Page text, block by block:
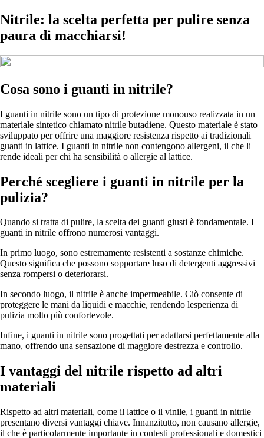
Nitrile: la scelta perfetta per pulire senza
paura di macchiarsi!
Cosa sono i guanti in nitrile?
I guanti in nitrile sono un tipo di protezione monouso realizzata in un
materiale sintetico chiamato nitrile butadiene. Questo materiale è stato
sviluppato per offrire una maggiore resistenza rispetto ai tradizionali
guanti in lattice. I guanti in nitrile non contengono allergeni, il che li
rende ideali per chi ha sensibilità o allergie al lattice.
Perché scegliere i guanti in nitrile per la
pulizia?
Quando si tratta di pulire, la scelta dei guanti giusti è fondamentale. I
guanti in nitrile offrono numerosi vantaggi.
In primo luogo, sono estremamente resistenti a sostanze chimiche.
Questo significa che possono sopportare luso di detergenti aggressivi
senza rompersi o deteriorarsi.
In secondo luogo, il nitrile è anche impermeabile. Ciò consente di
proteggere le mani da liquidi e macchie, rendendo lesperienza di
pulizia molto più confortevole.
Infine, i guanti in nitrile sono progettati per adattarsi perfettamente alla
mano, offrendo una sensazione di maggiore destrezza e controllo.
I vantaggi del nitrile rispetto ad altri
materiali
Rispetto ad altri materiali, come il lattice o il vinile, i guanti in nitrile
presentano diversi vantaggi chiave. Innanzitutto, non causano allergie,
il che è particolarmente importante in contesti professionali e domestici